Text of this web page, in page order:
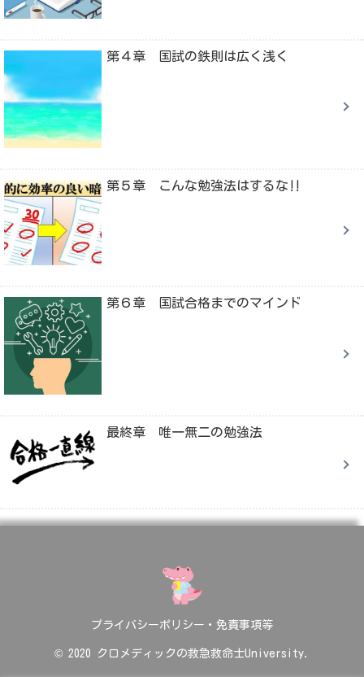
第４章 国試の鉄則は広く浅く
第５章 こんな勉強法はするな‼
第６章 国試合格までのマインド
最終章 唯一無二の勉強法
プライバシーポリシー・免責事項等
© 2020 クロメディックの救急救命士University.